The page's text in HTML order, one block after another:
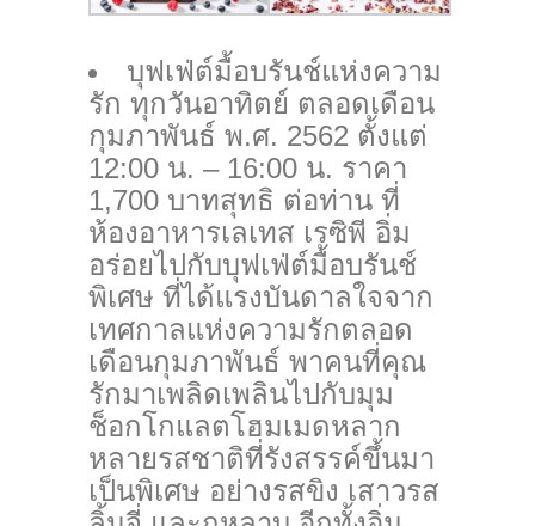
บุฟเฟ่ต์มื้อบรันช์แห่งความ
รัก ทุกวันอาทิตย์ ตลอดเดือน
กุมภาพันธ์ พ.ศ. 2562 ตั้งแต่
12:00 น. – 16:00 น. ราคา
1,700 บาทสุทธิ ต่อท่าน ที่
ห้องอาหารเลเทส เรซิพี อิ่ม
อร่อยไปกับบุฟเฟ่ต์มื้อบรันช์
พิเศษ ที่ได้แรงบันดาลใจจาก
เทศกาลแห่งความรักตลอด
เดือนกุมภาพันธ์ พาคนที่คุณ
รักมาเพลิดเพลินไปกับมุม
ช็อกโกแลตโฮมเมดหลาก
หลายรสชาติที่รังสรรค์ขึ้นมา
เป็นพิเศษ อย่างรสขิง เสาวรส